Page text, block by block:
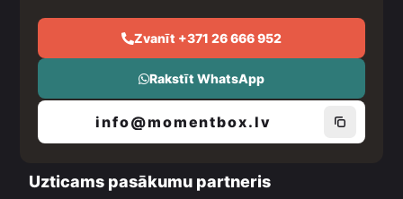
Zvanīt +371 26 666 952
Rakstīt WhatsApp
info@momentbox.lv
Uzticams pasākumu partneris